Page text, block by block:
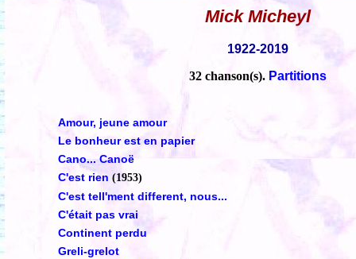
Mick Micheyl
1922-2019
32 chanson(s). Partitions
Amour, jeune amour
Le bonheur est en papier
Cano... Canoë
C'est rien (1953)
C'est tell'ment different, nous...
C'était pas vrai
Continent perdu
Greli-grelot